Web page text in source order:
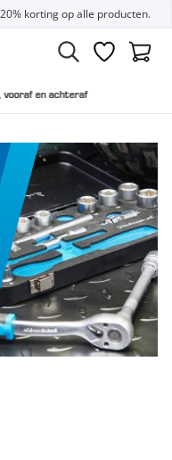
korting op alle producten.
Verlanglijst
en achteraf